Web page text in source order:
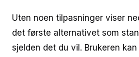
Uten noen tilpasninger viser
det første alternativet som
sjelden det du vil. Brukeren